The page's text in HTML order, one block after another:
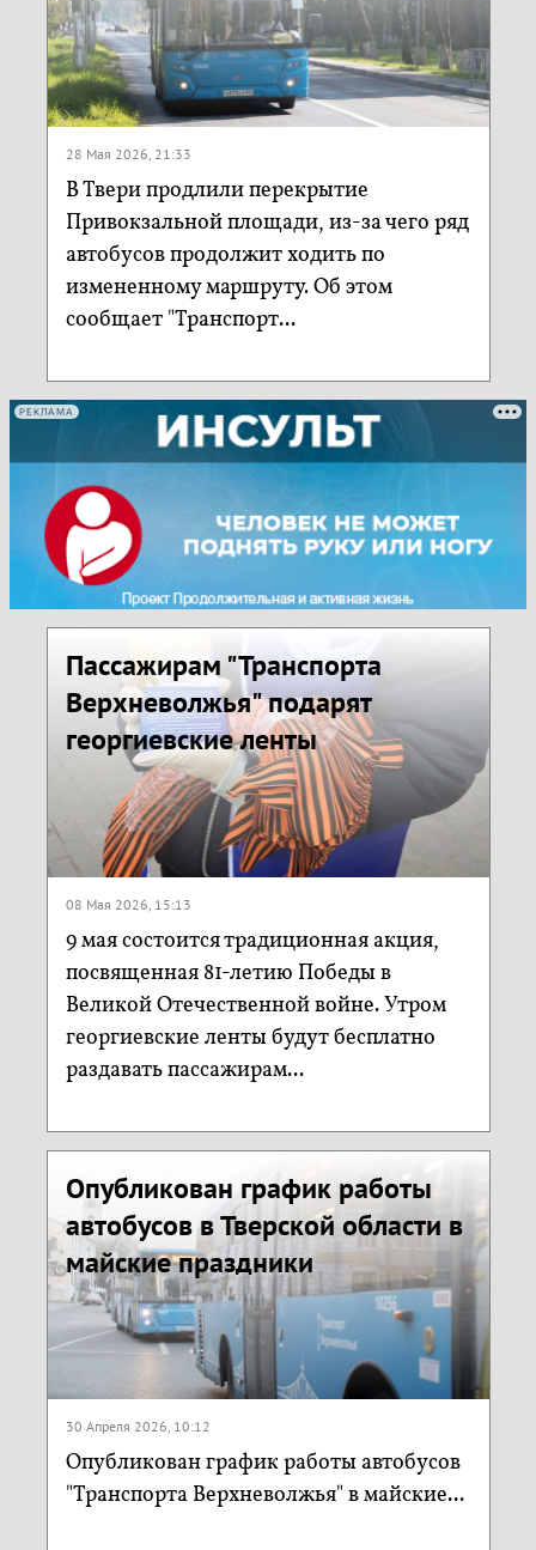
28 Мая 2026, 21:33
В Твери продлили перекрытие
Привокзальной площади, из-за чего ряд
автобусов продолжит ходить по
измененному маршруту. Об этом
сообщает "Транспорт...
РЕКЛАМА
Пассажирам "Транспорта
Верхневолжья" подарят
георгиевские ленты
08 Мая 2026, 15:13
9 мая состоится традиционная акция,
посвященная 81-летию Победы в
Великой Отечественной войне. Утром
георгиевские ленты будут бесплатно
раздавать пассажирам...
Опубликован график работы
автобусов в Тверской области в
майские праздники
30 Апреля 2026, 10:12
Опубликован график работы автобусов
"Транспорта Верхневолжья" в майские...